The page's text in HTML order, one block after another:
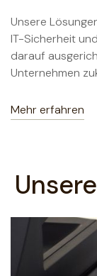
Unsere
IT-Sicherheit
darauf
Unternehmen
Mehr erfahren